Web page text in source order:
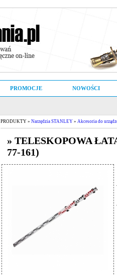
PROMOCJE NOWOŚCI
PRODUKTY » Narzędzia STANLEY » Akcesoria do
» TELESKOPOWA
77-161)